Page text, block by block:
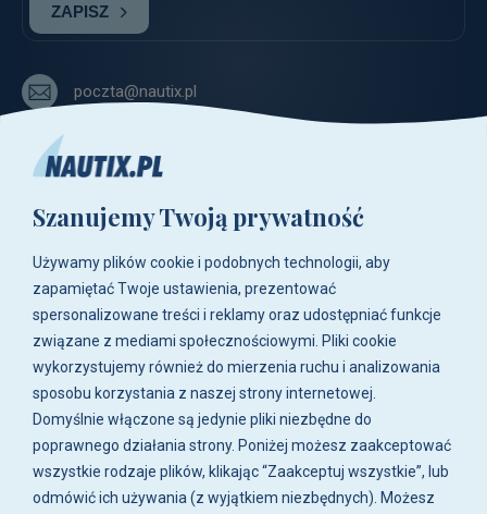
ZAPISZ
poczta@nautix.pl
+48 783-788-216
ul. Zwoleńska 23,
04-761 Warszawa
Biuro i sklep są czynne:
pn-pt w godz. 8:00 - 16:00.
O firmie
Zakupy
Moje konto
Szanujemy Twoją prywatność
Używamy plików cookie i podobnych technologii, aby
zapamiętać Twoje ustawienia, prezentować
spersonalizowane treści i reklamy oraz udostępniać funkcje
związane z mediami społecznościowymi. Pliki cookie
wykorzystujemy również do mierzenia ruchu i analizowania
sposobu korzystania z naszej strony internetowej.
Domyślnie włączone są jedynie pliki niezbędne do
poprawnego działania strony. Poniżej możesz zaakceptować
wszystkie rodzaje plików, klikając “Zaakceptuj wszystkie”, lub
odmówić ich używania (z wyjątkiem niezbędnych). Możesz